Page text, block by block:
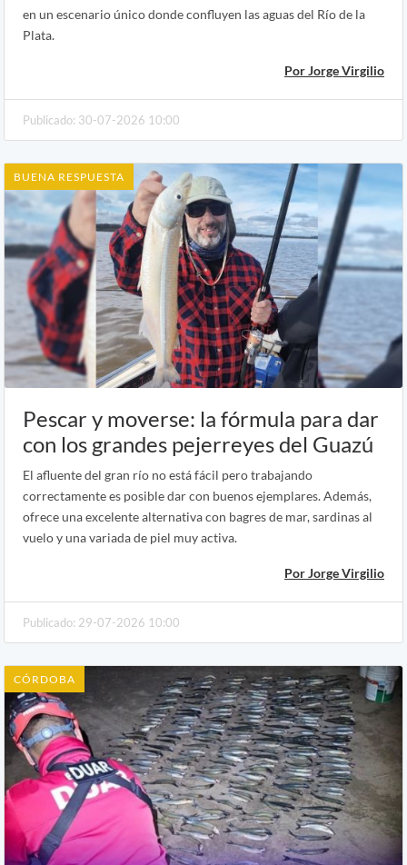
en un escenario único donde confluyen las aguas del Río de la
Plata.
Por Jorge Virgilio
Publicado: 30-07-2026 10:00
BUENA RESPUESTA
Pescar y moverse: la fórmula para dar
con los grandes pejerreyes del Guazú
El afluente del gran río no está fácil pero trabajando
correctamente es posible dar con buenos ejemplares. Además,
ofrece una excelente alternativa con bagres de mar, sardinas al
vuelo y una variada de piel muy activa.
Por Jorge Virgilio
Publicado: 29-07-2026 10:00
CÓRDOBA